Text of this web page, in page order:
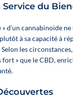
Service du
d’un cannabinoïde
à sa capacité à
les
fort » que le CBD,